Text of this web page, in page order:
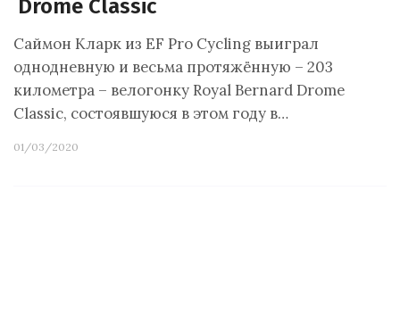
Drome Classic
Саймон Кларк из EF Pro Cycling выиграл
однодневную и весьма протяжённую – 203
километра – велогонку Royal Bernard Drome
Classic, состоявшуюся в этом году в…
01/03/2020